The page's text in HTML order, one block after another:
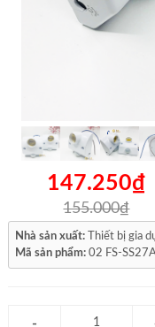
147.250₫
155.000₫
Nhà sản xuất:
Thiết bị gia
Mã sản phẩm: 02 FS-